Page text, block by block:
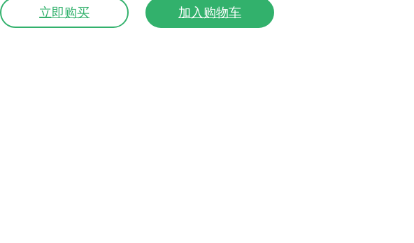
立即购买 加入购物车